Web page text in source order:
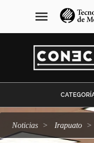
navegación
principal
menu
Noticias Irapuato